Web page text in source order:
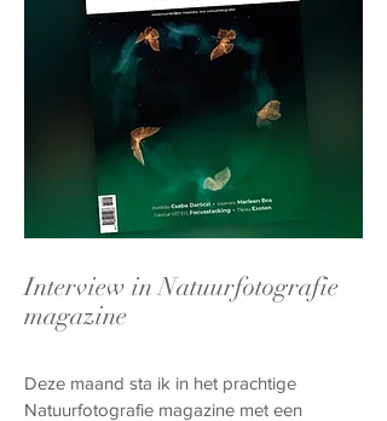
Interview in Natuurfotografie
magazine
Deze maand sta ik in het prachtige
Natuurfotografie magazine met een